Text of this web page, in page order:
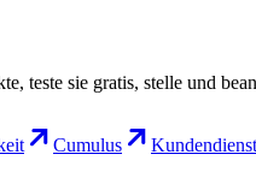
teste sie gratis, stelle und
Cumulus Kundendienst